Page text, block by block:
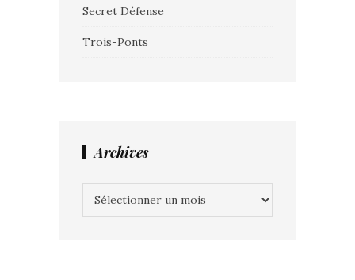
Secret Défense
Trois-Ponts
Archives